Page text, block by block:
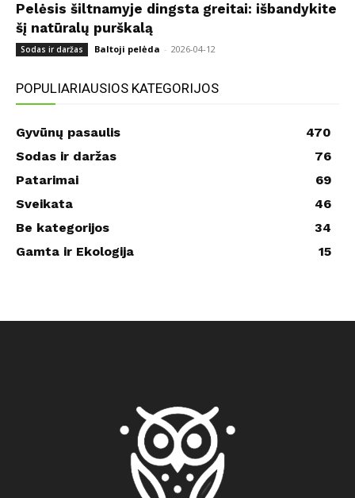
Pelėsis šiltnamyje dingsta greitai: išbandykite
šį natūralų purškalą
Sodas ir daržas Baltoji pelėda - 2026-04-12
POPULIARIAUSIOS KATEGORIJOS
Gyvūnų pasaulis
470
Sodas ir daržas
76
Patarimai
69
Sveikata
46
Be kategorijos
34
Gamta ir Ekologija
15